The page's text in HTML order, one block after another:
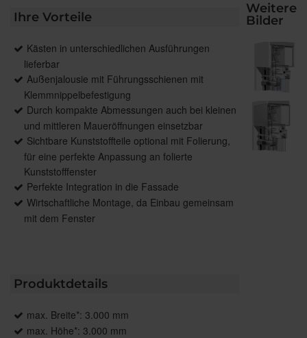
Ihre Vorteile
Kästen in unterschiedlichen Ausführungen
lieferbar
Außenjalousie mit Führungsschienen mit
Klemmnippelbefestigung
Durch kompakte Abmessungen auch bei kleinen
und mittleren Maueröffnungen einsetzbar
Sichtbare Kunststoffteile optional mit Folierung,
für eine perfekte Anpassung an folierte
Kunststofffenster
Perfekte Integration in die Fassade
Wirtschaftliche Montage, da Einbau gemeinsam
mit dem Fenster
Produktdetails
max. Breite*: 3.000 mm
max. Höhe*: 3.000 mm
Weitere
Bilder